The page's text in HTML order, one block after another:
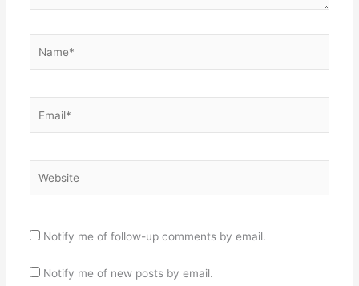
Notify me of follow-up comments by email.
Notify me of new posts by email.